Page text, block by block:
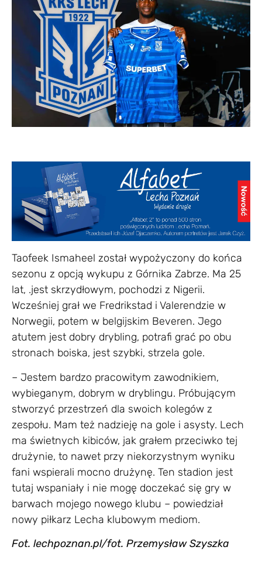
Taofeek Ismaheel został wypożyczony do końca
sezonu z opcją wykupu z Górnika Zabrze. Ma 25
lat, .jest skrzydłowym, pochodzi z Nigerii.
Wcześniej grał we Fredrikstad i Valerendzie w
Norwegii, potem w belgijskim Beveren. Jego
atutem jest dobry drybling, potrafi grać po obu
stronach boiska, jest szybki, strzela gole.
– Jestem bardzo pracowitym zawodnikiem,
wybieganym, dobrym w dryblingu. Próbującym
stworzyć przestrzeń dla swoich kolegów z
zespołu. Mam też nadzieję na gole i asysty. Lech
ma świetnych kibiców, jak grałem przeciwko tej
drużynie, to nawet przy niekorzystnym wyniku
fani wspierali mocno drużynę. Ten stadion jest
tutaj wspaniały i nie mogę doczekać się gry w
barwach mojego nowego klubu – powiedział
nowy piłkarz Lecha klubowym mediom.
Fot. lechpoznan.pl/fot. Przemysław Szyszka